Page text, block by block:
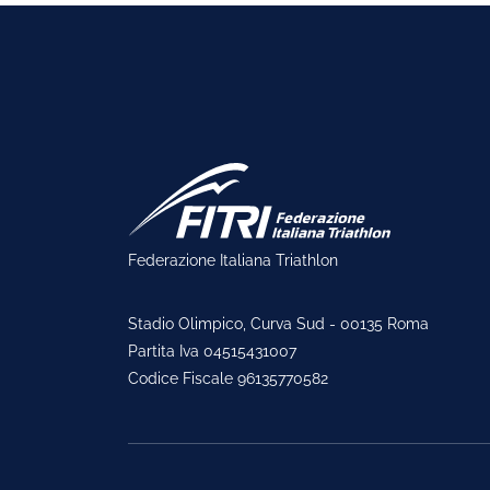
Federazione Italiana Triathlon
Stadio Olimpico, Curva Sud - 00135 Roma
Partita Iva 04515431007
Codice Fiscale 96135770582